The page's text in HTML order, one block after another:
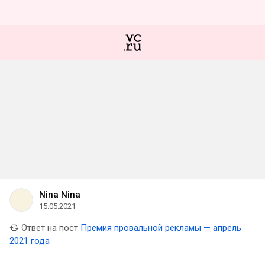
Nina Nina
15.05.2021
Ответ на пост Премия провальной рекламы — апрель
2021 года